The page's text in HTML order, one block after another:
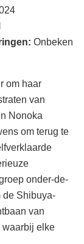
: Onbeken
om haar
van
Nonoka
om terug te
onder-de-
de Shibuya-
van
waarbij elke